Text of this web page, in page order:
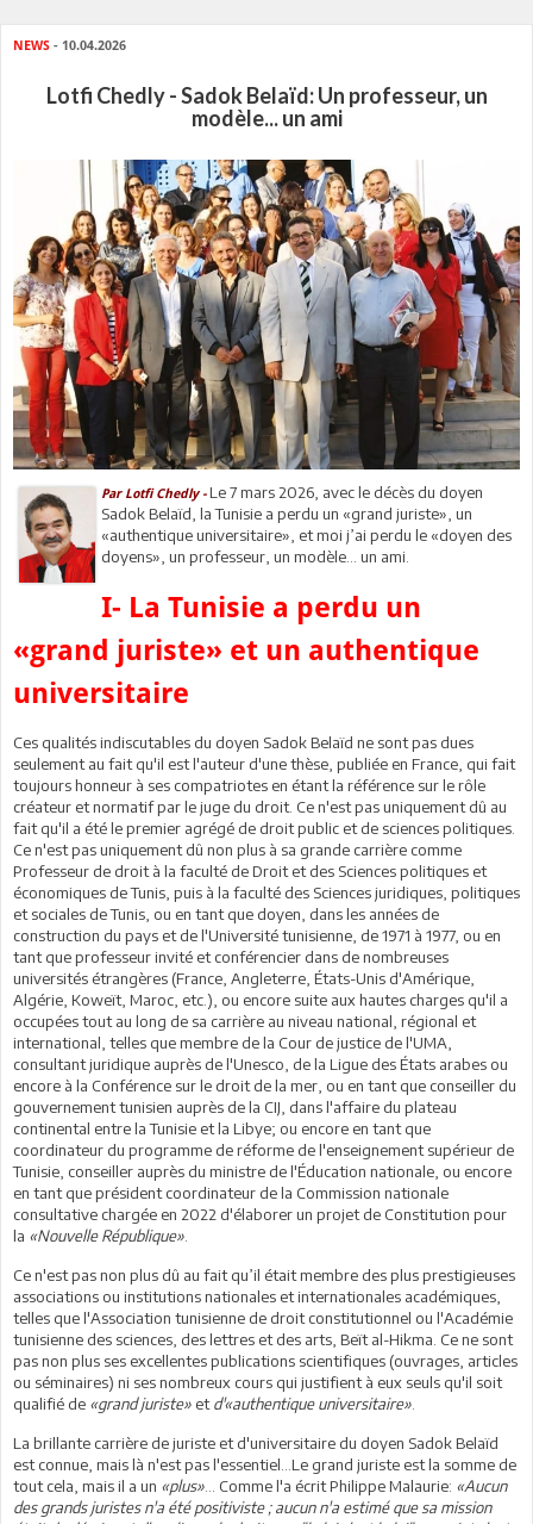
NEWS - 10.04.2026
Lotfi Chedly - Sadok Belaïd: Un professeur, un
modèle... un ami
Par Lotfi Chedly -Le 7 mars 2026, avec le décès du doyen
Sadok Belaïd, la Tunisie a perdu un «grand juriste», un
«authentique universitaire», et moi j’ai perdu le «doyen des
doyens», un professeur, un modèle... un ami.
I- La Tunisie a perdu un
«grand juriste» et un authentique
universitaire
Ces qualités indiscutables du doyen Sadok Belaïd ne sont pas dues
seulement au fait qu'il est l'auteur d'une thèse, publiée en France, qui fait
toujours honneur à ses compatriotes en étant la référence sur le rôle
créateur et normatif par le juge du droit. Ce n'est pas uniquement dû au
fait qu'il a été le premier agrégé de droit public et de sciences politiques.
Ce n'est pas uniquement dû non plus à sa grande carrière comme
Professeur de droit à la faculté de Droit et des Sciences politiques et
économiques de Tunis, puis à la faculté des Sciences juridiques, politiques
et sociales de Tunis, ou en tant que doyen, dans les années de
construction du pays et de l'Université tunisienne, de 1971 à 1977, ou en
tant que professeur invité et conférencier dans de nombreuses
universités étrangères (France, Angleterre, États-Unis d'Amérique,
Algérie, Koweït, Maroc, etc.), ou encore suite aux hautes charges qu'il a
occupées tout au long de sa carrière au niveau national, régional et
international, telles que membre de la Cour de justice de l'UMA,
consultant juridique auprès de l'Unesco, de la Ligue des États arabes ou
encore à la Conférence sur le droit de la mer, ou en tant que conseiller du
gouvernement tunisien auprès de la CIJ, dans l'affaire du plateau
continental entre la Tunisie et la Libye; ou encore en tant que
coordinateur du programme de réforme de l'enseignement supérieur de
Tunisie, conseiller auprès du ministre de l'Éducation nationale, ou encore
en tant que président coordinateur de la Commission nationale
consultative chargée en 2022 d'élaborer un projet de Constitution pour
la «Nouvelle République»
Ce n'est pas non plus dû au fait qu’il était membre des plus prestigieuses
associations ou institutions nationales et internationales académiques,
telles que l'Association tunisienne de droit constitutionnel ou l'Académie
tunisienne des sciences, des lettres et des arts, Beït al-Hikma. Ce ne sont
pas non plus ses excellentes publications scientifiques (ouvrages, articles
ou séminaires) ni ses nombreux cours qui justifient à eux seuls qu'il soit
qualifié de «grand juriste» etd'«authentique universitaire»
La brillante carrière de juriste et d'universitaire du doyen Sadok Belaïd
est connue, mais là n'est pas l'essentiel...Le grand juriste est la somme de
tout cela, mais il a un «plus» ... Comme l'a écrit Philippe Malaurie: «Aucun
des grands juristes n'a été positiviste ; aucun n'a estimé que sa mission